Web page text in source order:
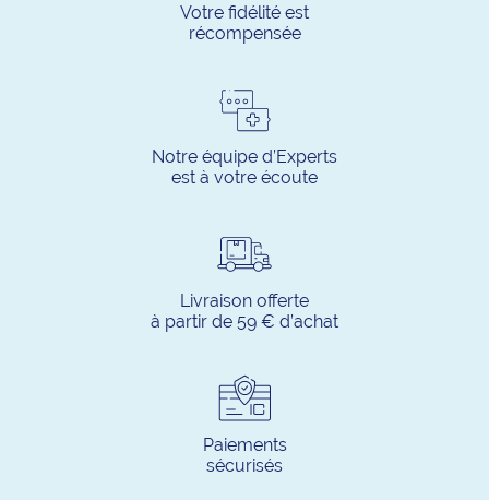
Votre fidélité est
récompensée
Notre équipe d’Experts
est à votre écoute
Livraison offerte
à partir de 59 € d’achat
Paiements
sécurisés